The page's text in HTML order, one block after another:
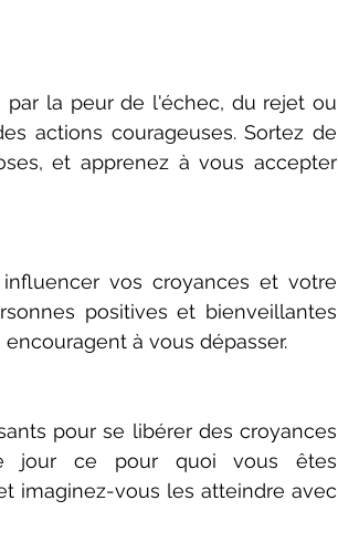
la peur de l'échec, du rejet ou
actions courageuses. Sortez de
et apprenez à vous accepter
vos croyances et votre
positives et bienveillantes
à vous dépasser.
pour se libérer des croyances
jour ce pour quoi vous êtes
imaginez-vous les atteindre avec